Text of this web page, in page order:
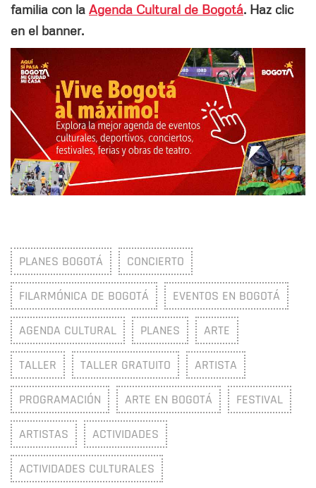
familia con la Agenda Cultural de Bogotá. Haz clic
en el banner.
PLANES BOGOTÁ CONCIERTO
FILARMÓNICA DE BOGOTÁ EVENTOS EN BOGOTÁ
AGENDA CULTURAL PLANES ARTE
TALLER TALLER GRATUITO ARTISTA
PROGRAMACIÓN ARTE EN BOGOTÁ FESTIVAL
ARTISTAS ACTIVIDADES
ACTIVIDADES CULTURALES